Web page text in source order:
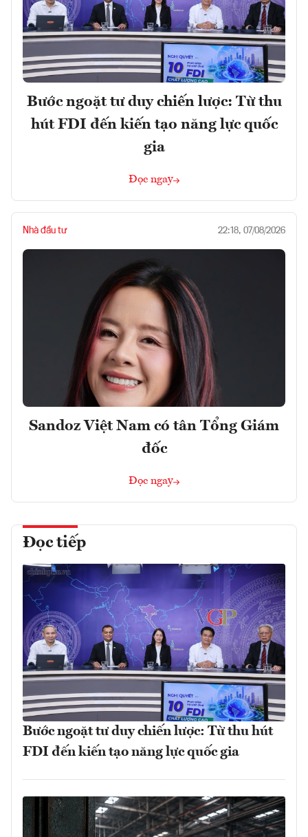
Bước ngoặt tư duy chiến lược: Từ thu
hút FDI đến kiến tạo năng lực quốc
gia
Đọc ngay
Nhà đầu tư 22:18, 07/08/2026
Sandoz Việt Nam có tân Tổng Giám
đốc
Đọc ngay
Đọc tiếp
Bước ngoặt tư duy chiến lược: Từ thu hút
FDI đến kiến tạo năng lực quốc gia